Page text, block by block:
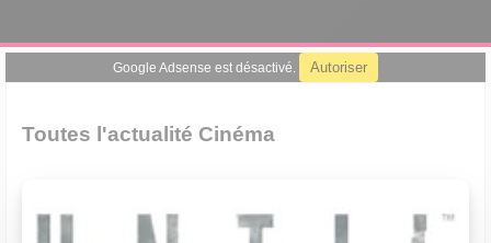
Google Adsense est désactivé. Autoriser
Toutes l'actualité Cinéma